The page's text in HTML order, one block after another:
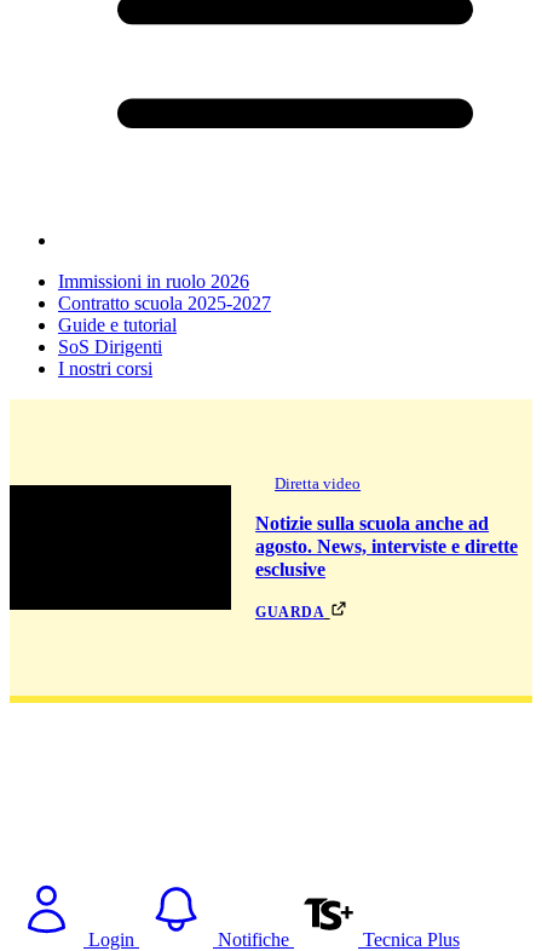
Immissioni in ruolo 2026
Contratto scuola 2025-2027
Guide e tutorial
SoS Dirigenti
I nostri corsi
Diretta video
Notizie sulla scuola anche ad
agosto. News, interviste e dirette
esclusive
guarda
Login Notifiche Tecnica Plus